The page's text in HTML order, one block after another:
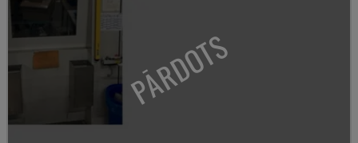
PĀRDOTS